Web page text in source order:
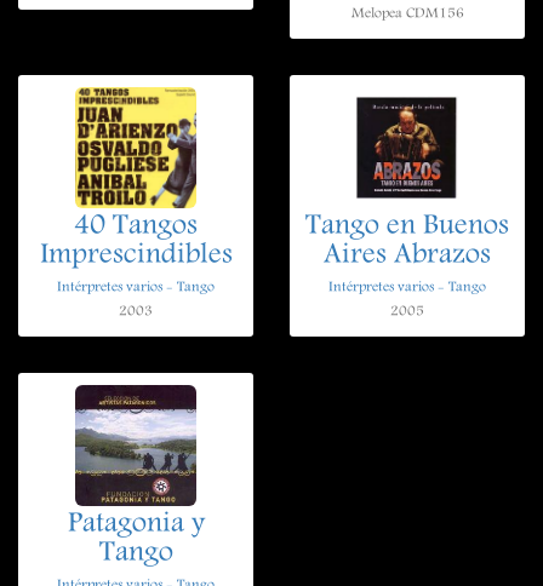
Melopea CDM156
40 Tangos
Imprescindibles
Intérpretes varios - Tango
2003
Tango en Buenos
Aires Abrazos
Intérpretes varios - Tango
2005
Patagonia y
Tango